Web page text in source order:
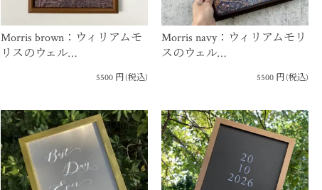
Morris brown：ウィリアムモ
リスのウェル…
5500 円(税込)
Morris navy：ウィリアムモリ
スのウェル…
5500 円(税込)